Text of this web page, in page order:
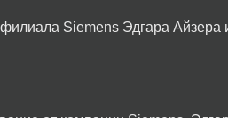
Siemens Эдгара Айзера